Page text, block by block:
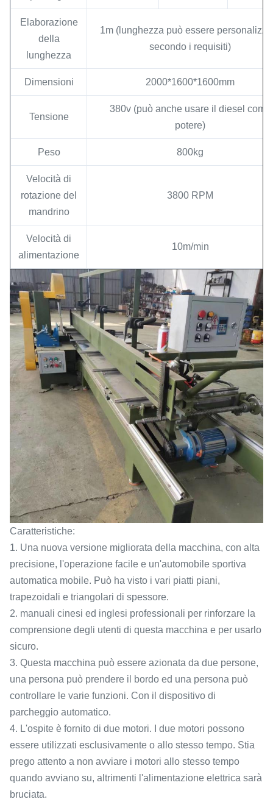
Elaborazione
della
lunghezza
1m (lunghezza può essere
secondo i requisiti)
Dimensioni 2000*1600*1600mm
Tensione
380v (può anche usare il diesel come
potere)
Peso 800kg
Velocità di
rotazione del
mandrino
3800 RPM
Velocità di
alimentazione
10m/min
Caratteristiche:
1. Una nuova versione migliorata della macchina, con alta
precisione, l'operazione facile e un'automobile sportiva
automatica mobile. Può ha visto i vari piatti piani,
trapezoidali e triangolari di spessore.
2. manuali cinesi ed inglesi professionali per rinforzare la
comprensione degli utenti di questa macchina e per usarlo
sicuro.
3. Questa macchina può essere azionata da due persone,
una persona può prendere il bordo ed una persona può
controllare le varie funzioni. Con il dispositivo di
parcheggio automatico.
4. L'ospite è fornito di due motori. I due motori possono
essere utilizzati esclusivamente o allo stesso tempo. Stia
prego attento a non avviare i motori allo stesso tempo
quando avviano su, altrimenti l'alimentazione elettrica sarà
bruciata.